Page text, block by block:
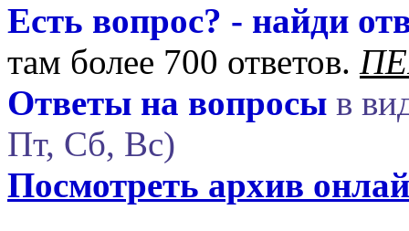
Есть вопрос? - найди
там более 700 ответов.
Ответы на вопросы в
Пт, Сб, Вс)
Посмотреть архив